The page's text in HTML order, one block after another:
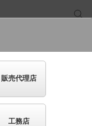
販売代理店
工務店